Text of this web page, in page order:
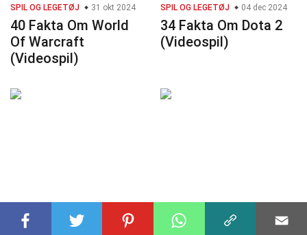
SPIL OG LEGETØJ 31 okt 2024
40 Fakta Om World
Of Warcraft
(Videospil)
SPIL OG LEGETØJ 04 dec 2024
34 Fakta Om Dota 2
(Videospil)
SPIL OG LEGETØJ 19 nov 2024 SPIL OG LEGETØJ 29 okt 2024